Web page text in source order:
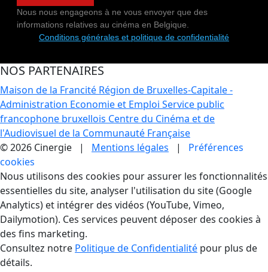
Nous nous engageons à ne vous envoyer que des
informations relatives au cinéma en Belgique.
Conditions générales et politique de confidentialité
NOS PARTENAIRES
Maison de la Francité Région de Bruxelles-Capitale -
Administration Economie et Emploi Service public
francophone bruxellois Centre du Cinéma et de
l'Audiovisuel de la Communauté Française
© 2026 Cinergie | Mentions légales | Préférences
cookies
Gestion des Cookies
Nous utilisons des cookies pour assurer les fonctionnalités
essentielles du site, analyser l'utilisation du site (Google
Analytics) et intégrer des vidéos (YouTube, Vimeo,
Dailymotion). Ces services peuvent déposer des cookies à
des fins marketing.
Consultez notre Politique de Confidentialité pour plus de
détails.